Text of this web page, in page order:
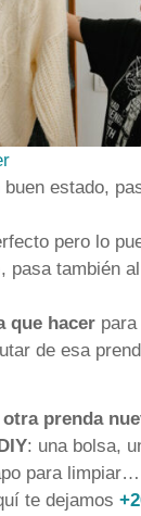
estado,
pero lo
pasa también
que hacer
de esa
prenda
: una bolsa,
para
te dejamos